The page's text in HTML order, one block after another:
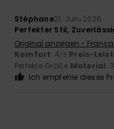
Stéphane21. Juni 2026
Perfekter Stil,
Original anzeigen -
Komfort: 4/5 Preis-
Perfekte Größe Material: 3
Ich empfehle dieses